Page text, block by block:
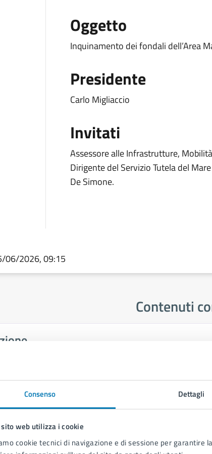
Consenso Dettagli
web utilizza i cookie
cookie tecnici di navigazione e di sessione per garantire
Oggetto
Inquinamento dei fondali dell’Area
Presidente
Carlo Migliaccio
Invitati
Assessore alle Infrastrutture,
Dirigente del Servizio Tutela del
De Simone.
06/2026, 09:15
Contenuti
del Consiglio Comunale
e Portale Web